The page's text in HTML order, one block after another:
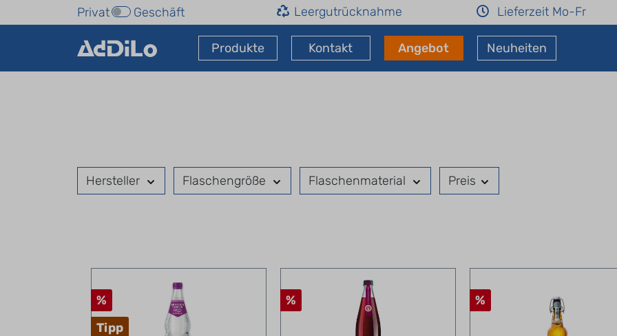
Privat Geschäft Leergutrücknahme Lieferzeit Mo-Fr
Produkte Kontakt Angebot Neuheiten
Hersteller Flaschengröße Flaschenmaterial Preis
%
Tipp
% %